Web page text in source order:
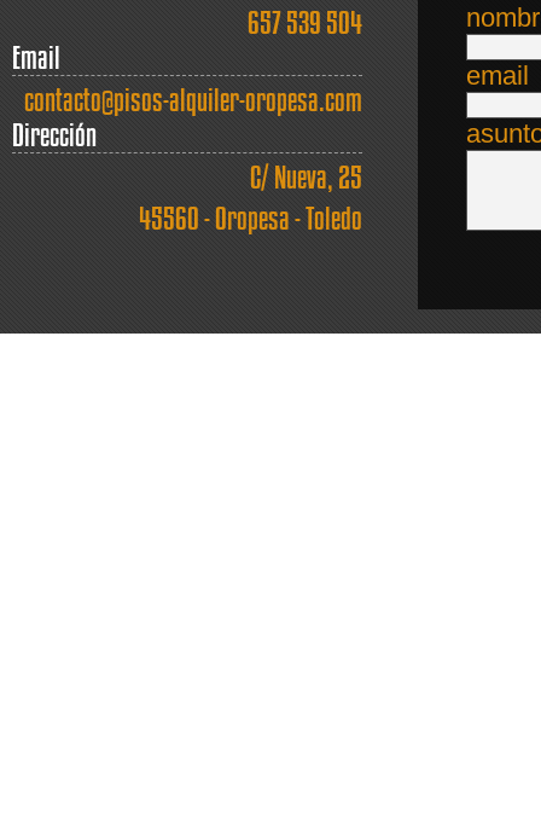
657 539 504
Email
contacto@pisos-alquiler-oropesa.com
Dirección
C/ Nueva, 25
45560 - Oropesa - Toledo
email